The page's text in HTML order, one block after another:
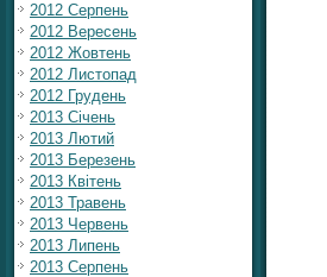
2012 Серпень
2012 Вересень
2012 Жовтень
2012 Листопад
2012 Грудень
2013 Січень
2013 Лютий
2013 Березень
2013 Квітень
2013 Травень
2013 Червень
2013 Липень
2013 Серпень